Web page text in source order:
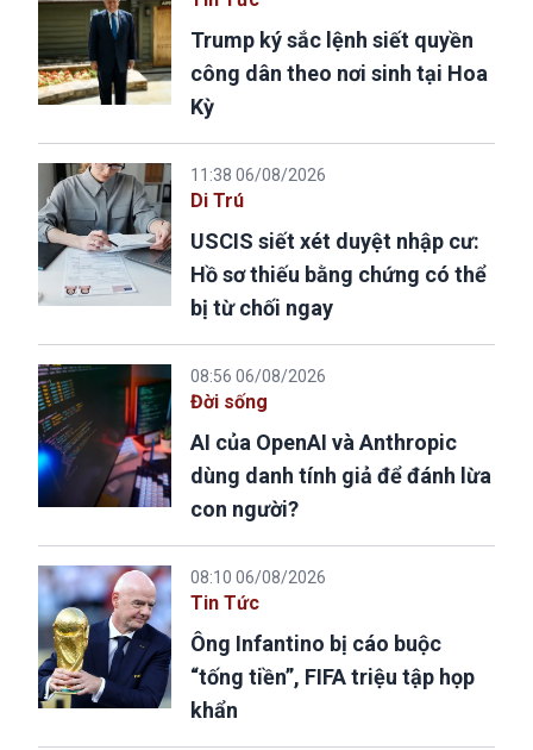
Trump ký sắc lệnh siết quyền
công dân theo nơi sinh tại Hoa
Kỳ
11:38 06/08/2026
Di Trú
USCIS siết xét duyệt nhập cư:
Hồ sơ thiếu bằng chứng có thể
bị từ chối ngay
08:56 06/08/2026
Đời sống
AI của OpenAI và Anthropic
dùng danh tính giả để đánh lừa
con người?
08:10 06/08/2026
Tin Tức
Ông Infantino bị cáo buộc
“tống tiền”, FIFA triệu tập họp
khẩn